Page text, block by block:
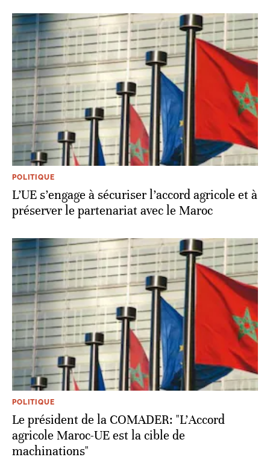
POLITIQUE
L’UE s’engage à sécuriser l’accord agricole et à
préserver le partenariat avec le Maroc
POLITIQUE
Le président de la COMADER: "L'Accord
agricole Maroc-UE est la cible de
machinations"